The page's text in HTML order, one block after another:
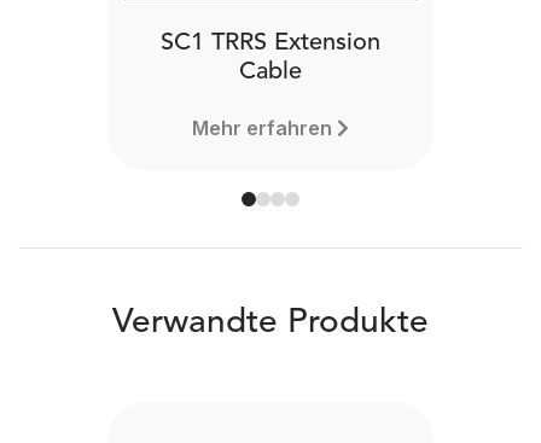
SC1 TRRS Extension
Cable
Mehr erfahren
Verwandte Produkte